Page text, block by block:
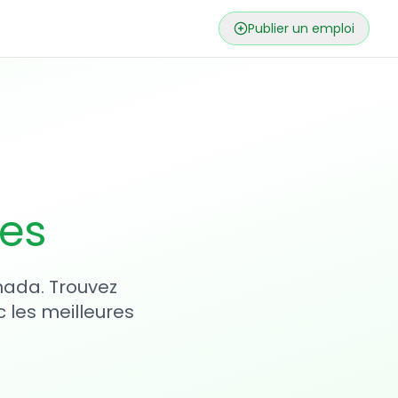
Publier un emploi
Trouvez
les meilleures